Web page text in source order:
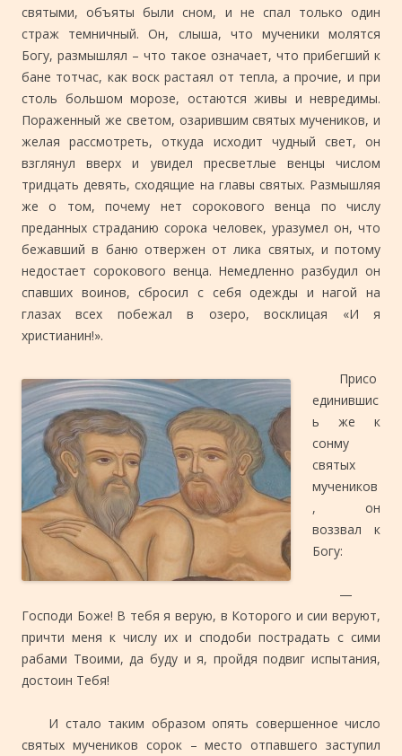
святыми, объяты были сном, и не спал только один
страж темничный. Он, слыша, что мученики молятся
Богу, размышлял – что такое означает, что прибегший к
бане тотчас, как воск растаял от тепла, а прочие, и при
столь большом морозе, остаются живы и невредимы.
Пораженный же светом, озарившим святых мучеников, и
желая рассмотреть, откуда исходит чудный свет, он
взглянул вверх и увидел пресветлые венцы числом
тридцать девять, сходящие на главы святых. Размышляя
же о том, почему нет сорокового венца по числу
преданных страданию сорока человек, уразумел он, что
бежавший в баню отвержен от лика святых, и потому
недостает сорокового венца. Немедленно разбудил он
спавших воинов, сбросил с себя одежды и нагой на
глазах всех побежал в озеро, восклицая «И я
христианин!».
Присо
единившис
ь же к
сонму
святых
мучеников
, он
воззвал к
Богу:
—
Господи Боже! В тебя я верую, в Которого и сии веруют,
причти меня к числу их и сподоби пострадать с сими
рабами Твоими, да буду и я, пройдя подвиг испытания,
достоин Тебя!
И стало таким образом опять совершенное число
святых мучеников сорок – место отпавшего заступил